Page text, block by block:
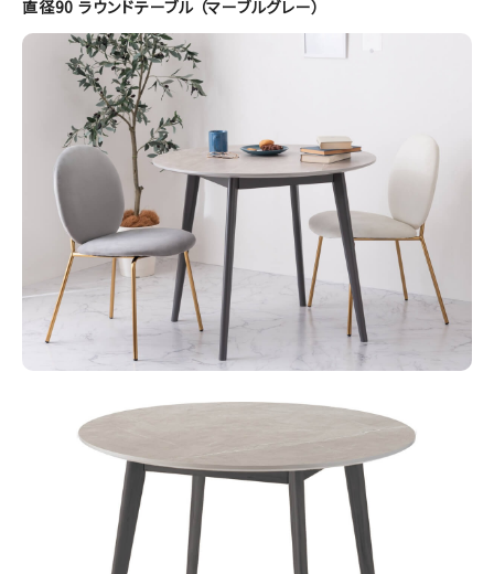
直径90 ラウンドテーブル （マーブルグレー）